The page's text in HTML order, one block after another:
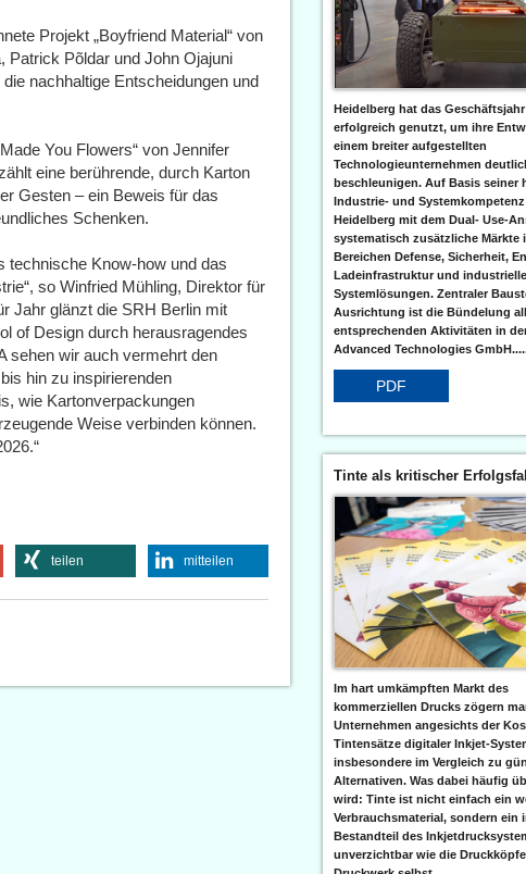
Projekt „Boyfriend Material“ von
Patrick Põldar und John Ojajuni
nachhaltige Entscheidungen und
You Flowers“ von Jennifer
eine berührende, durch Karton
Gesten – ein Beweis für das
Schenken.
technische Know-how und das
so Winfried Mühling, Direktor für
Jahr glänzt die SRH Berlin mit
of Design durch herausragendes
sehen wir auch vermehrt den
hin zu inspirierenden
wie Kartonverpackungen
Weise verbinden können.
teilen mitteilen
Heidelberg hat das Geschäftsjahr
erfolgreich genutzt, um ihre
einem breiter aufgestellten
Technologieunternehmen
beschleunigen. Auf Basis seiner
Industrie- und
Heidelberg mit dem Dual- Use-
systematisch zusätzliche Märkte
Bereichen Defense, Sicherheit,
Ladeinfrastruktur und industrielle
Systemlösungen. Zentraler
Ausrichtung ist die Bündelung
entsprechenden Aktivitäten in
Advanced Technologies
PDF
Tinte als kritischer
Im hart umkämpften Markt des
kommerziellen Drucks zögern
Unternehmen angesichts der
Tintensätze digitaler Inkjet-
insbesondere im Vergleich zu
Alternativen. Was dabei häufig
wird: Tinte ist nicht einfach ein
Verbrauchsmaterial, sondern ein
Bestandteil des
unverzichtbar wie die